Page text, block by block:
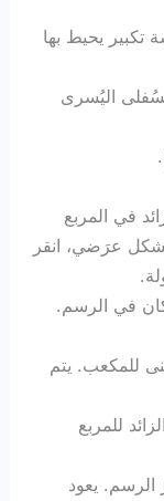
تكبير يحيط بها
اليُسرى
في المربع
عرَضي، انقر
في الرسم.
للمكعب. يتم
للمربع
الرسم. يعود